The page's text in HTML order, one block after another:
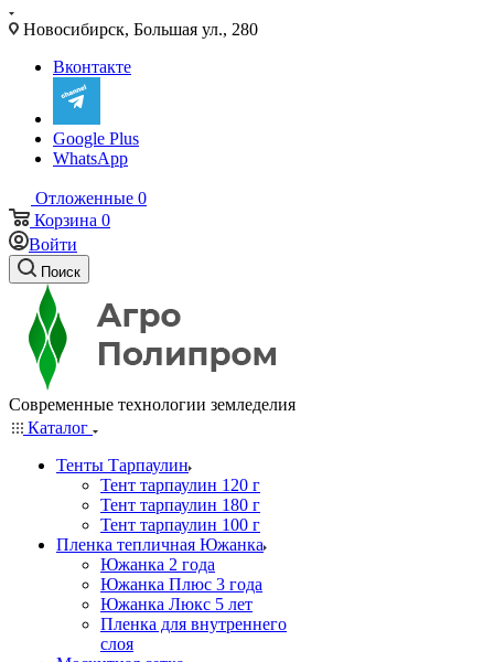
Новосибирск, Большая ул., 280
Вконтакте
Google Plus
WhatsApp
Отложенные 0
Корзина 0
Войти
Поиск
Современные технологии земледелия
Каталог
Тенты Тарпаулин
Тент тарпаулин 120 г
Тент тарпаулин 180 г
Тент тарпаулин 100 г
Пленка тепличная Южанка
Южанка 2 года
Южанка Плюс 3 года
Южанка Люкс 5 лет
Пленка для внутреннего
слоя